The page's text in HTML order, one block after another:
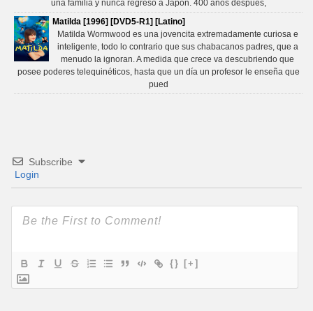
una familia y nunca regresó a Japón. 400 años después,
Matilda [1996] [DVD5-R1] [Latino]
Matilda Wormwood es una jovencita extremadamente curiosa e
inteligente, todo lo contrario que sus chabacanos padres, que a
menudo la ignoran. A medida que crece va descubriendo que
posee poderes telequinéticos, hasta que un día un profesor le enseña que
pued
Subscribe
Login
{} [+]